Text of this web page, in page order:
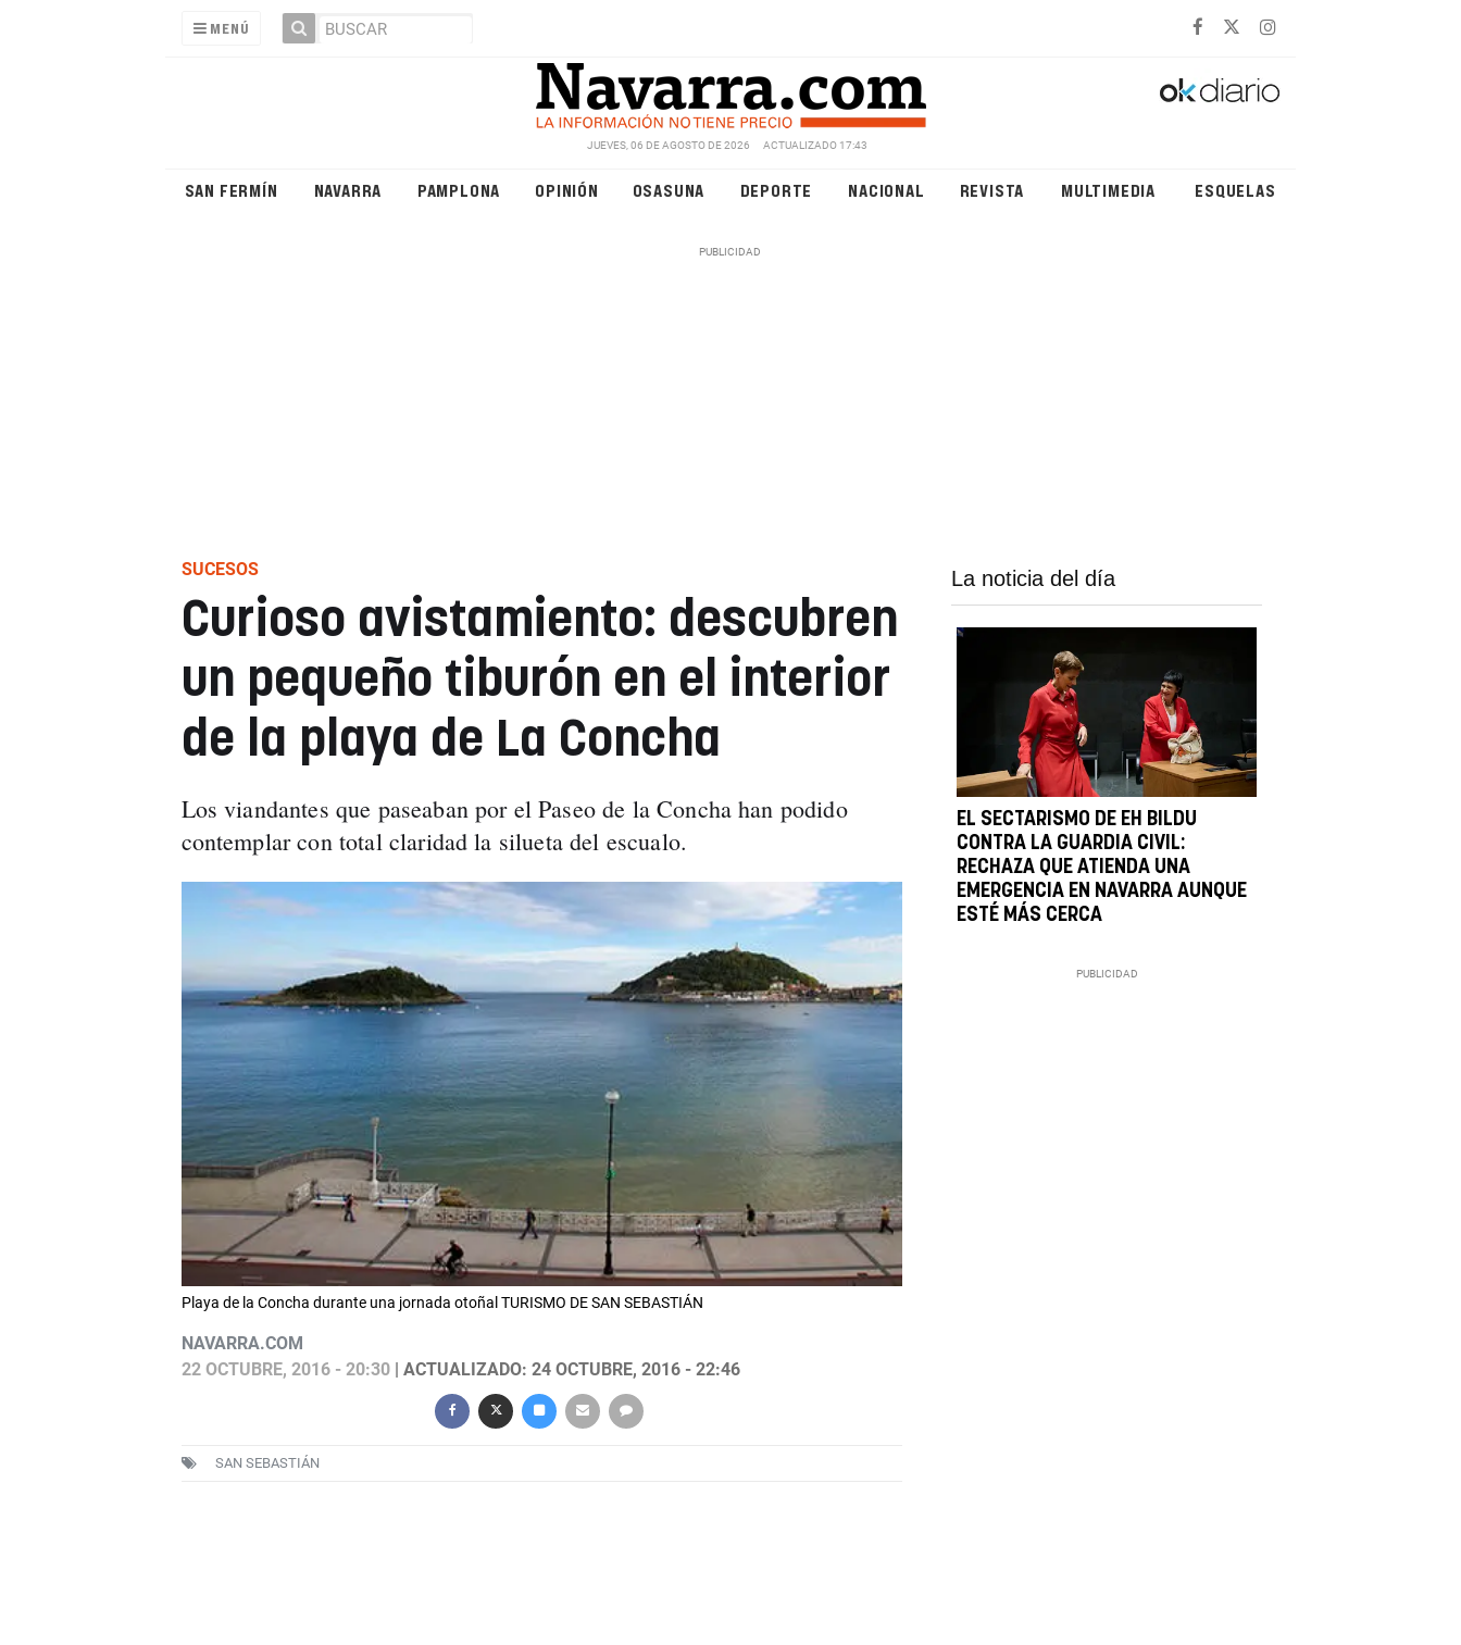
MENÚ
JUEVES, 06 DE AGOSTO DE 2026 ACTUALIZADO 17:43
SAN FERMÍN NAVARRA PAMPLONA OPINIÓN OSASUNA DEPORTE NACIONAL REVISTA MULTIMEDIA ESQUELAS
SUCESOS
Curioso avistamiento: descubren
un pequeño tiburón en el interior
de la playa de La Concha
Los viandantes que paseaban por el Paseo de la Concha han podido
contemplar con total claridad la silueta del escualo.
Playa de la Concha durante una jornada otoñal TURISMO DE SAN SEBASTIÁN
NAVARRA.COM
22 OCTUBRE, 2016 - 20:30| ACTUALIZADO: 24 OCTUBRE, 2016 - 22:46
SAN SEBASTIÁN
La noticia del día
EL SECTARISMO DE EH BILDU
CONTRA LA GUARDIA CIVIL:
RECHAZA QUE ATIENDA UNA
EMERGENCIA EN NAVARRA AUNQUE
ESTÉ MÁS CERCA